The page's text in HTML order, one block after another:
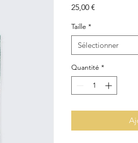
25,00 €
Taille *
Sélectionner
Quantité *